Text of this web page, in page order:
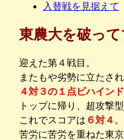
入替戦を見据えて
東農大を破っ
迎えた第４戦目。
またもや劣勢に立たさ
４対３の１点ビハインド
トップに帰り、超攻撃
これでスコアは ６対４ 。
苦労に苦労を重ねた東